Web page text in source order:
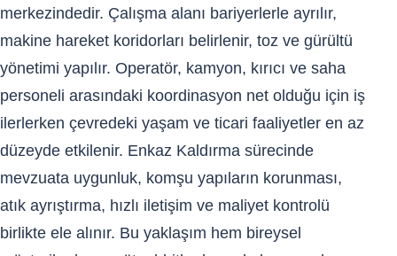
merkezindedir. Çalışma alanı bariyerlerle ayrılır,
makine hareket koridorları belirlenir, toz ve gürültü
yönetimi yapılır. Operatör, kamyon, kırıcı ve saha
personeli arasındaki koordinasyon net olduğu için iş
ilerlerken çevredeki yaşam ve ticari faaliyetler en az
düzeyde etkilenir. Enkaz Kaldırma sürecinde
mevzuata uygunluk, komşu yapıların korunması,
atık ayrıştırma, hızlı iletişim ve maliyet kontrolü
birlikte ele alınır. Bu yaklaşım hem bireysel